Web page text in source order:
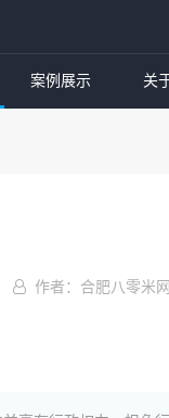
案例展示 关
作者：合肥八零米